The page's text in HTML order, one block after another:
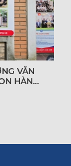
VĂN
HÀN